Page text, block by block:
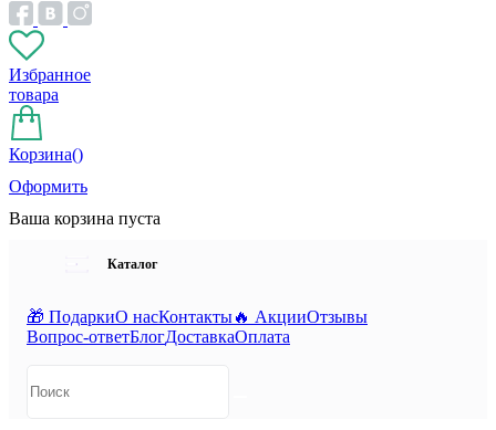
Избранное
товара
Корзина()
Оформить
Ваша корзина пуста
Каталог
🎁 ПодаркиО насКонтакты🔥 АкцииОтзывы
Вопрос-ответБлогДоставкаОплата